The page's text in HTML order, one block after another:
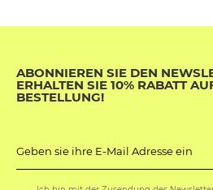
ABONNIEREN SIE DEN
ERHALTEN SIE 10% RABATT
BESTELLUNG!
Geben sie ihre E-Mail Adresse ein